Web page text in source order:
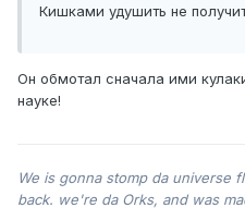
Кишками удушить не
Он обмотал сначала ими
науке!
We is gonna stomp da universe
back. we're da Orks, and was